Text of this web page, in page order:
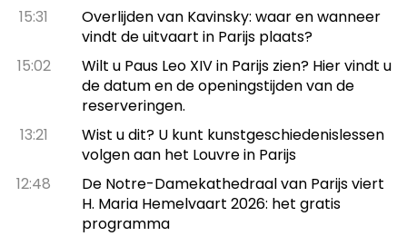
15:31
Overlijden van Kavinsky: waar en wanneer
vindt de uitvaart in Parijs plaats?
15:02
Wilt u Paus Leo XIV in Parijs zien? Hier vindt u
de datum en de openingstijden van de
reserveringen.
13:21
Wist u dit? U kunt kunstgeschiedenislessen
volgen aan het Louvre in Parijs
12:48
De Notre-Damekathedraal van Parijs viert
H. Maria Hemelvaart 2026: het gratis
programma